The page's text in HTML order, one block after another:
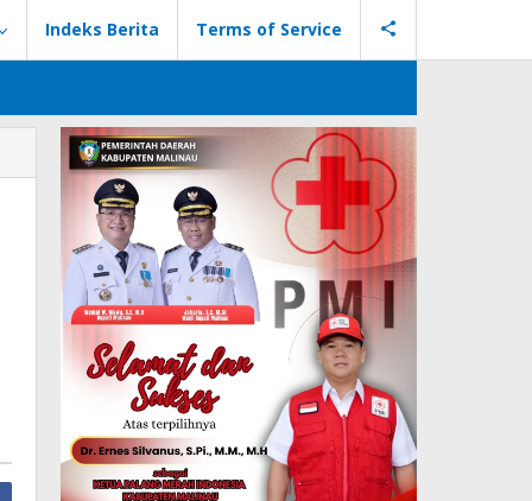
Indeks Berita Terms of Service